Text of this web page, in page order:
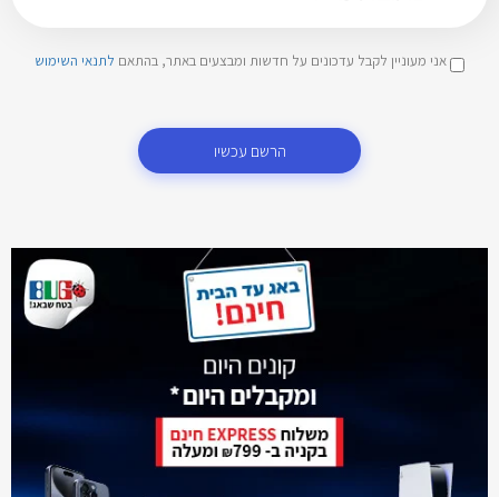
אני מעוניין לקבל עדכונים על חדשות ומבצעים באתר, בהתאם לתנאי השימוש
הרשם עכשיו